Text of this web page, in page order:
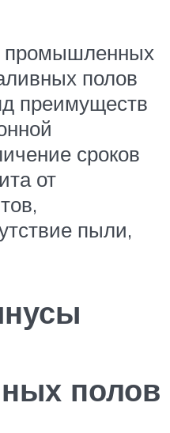
промышленных
полов
преимуществ
сроков
от
пыли,
полов